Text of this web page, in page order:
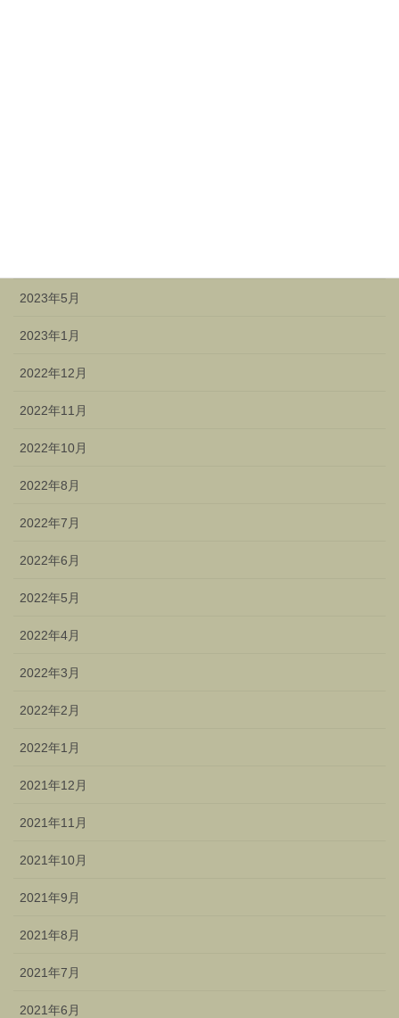
2023年5月
2023年1月
2022年12月
2022年11月
2022年10月
2022年8月
2022年7月
2022年6月
2022年5月
2022年4月
2022年3月
2022年2月
2022年1月
2021年12月
2021年11月
2021年10月
2021年9月
2021年8月
2021年7月
2021年6月